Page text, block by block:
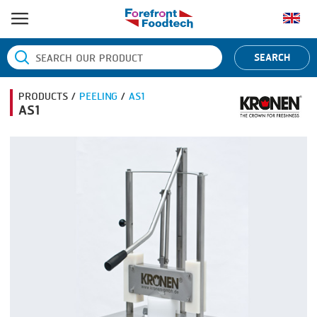
หน้าแรก
ประเภทสินค้า
BANDING
ยี่ห้อสินค้า
SEARCH
PRODUCTS / PEELING/AS1
AS1